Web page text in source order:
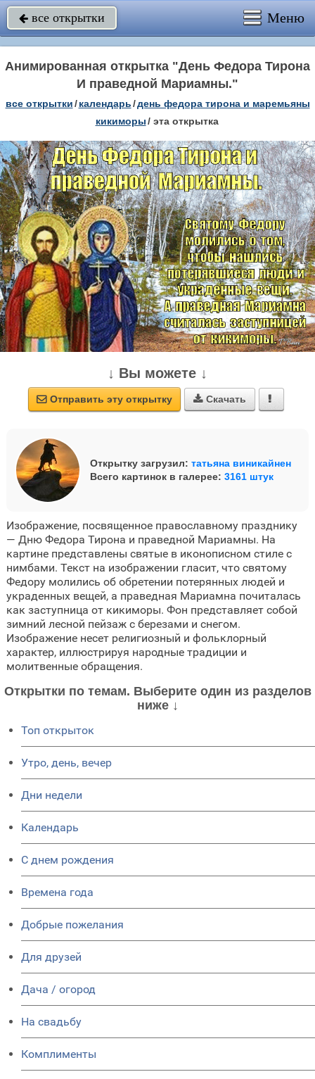
 все открытки Меню
Анимированная открытка "День Федора Тирона
И праведной Мариамны."
все открытки/ календарь/день федора тирона и маремьяны
кикиморы/ эта открытка
↓ Вы можете ↓
 Отправить эту открытку  Скачать 
Открытку загрузил: татьяна виникайнен
Всего картинок в галерее: 3161 штук
Изображение, посвященное православному празднику
— Дню Федора Тирона и праведной Мариамны. На
картине представлены святые в иконописном стиле с
нимбами. Текст на изображении гласит, что святому
Федору молились об обретении потерянных людей и
украденных вещей, а праведная Мариамна почиталась
как заступница от кикиморы. Фон представляет собой
зимний лесной пейзаж с березами и снегом.
Изображение несет религиозный и фольклорный
характер, иллюстрируя народные традиции и
молитвенные обращения.
Открытки по темам. Выберите один из разделов
ниже ↓
Топ открыток
Утро, день, вечер
Дни недели
Календарь
C днем рождения
Времена года
Добрые пожелания
Для друзей
Дача / огород
На свадьбу
Комплименты